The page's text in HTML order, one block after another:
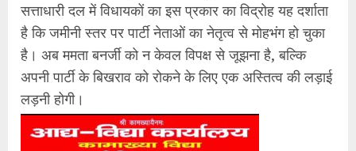
सत्ताधारी दल में विधायकों का इस प्रकार का विद्रोह यह दर्शाता
है कि जमीनी स्तर पर पार्टी नेताओं का नेतृत्व से मोहभंग हो चुका
है। अब ममता बनर्जी को न केवल विपक्ष से जूझना है, बल्कि
अपनी पार्टी के बिखराव को रोकने के लिए एक अस्तित्व की लड़ाई
लड़नी होगी।